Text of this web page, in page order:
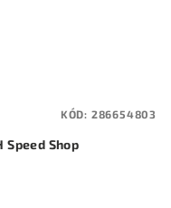
Speed Shop
KÓD: 286654803